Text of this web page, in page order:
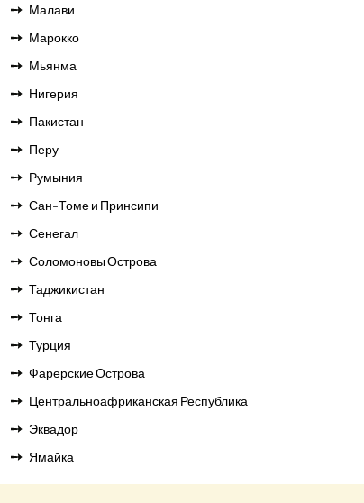
Малави
Марокко
Мьянма
Нигерия
Пакистан
Перу
Румыния
Сан-Томе и Принсипи
Сенегал
Соломоновы Острова
Таджикистан
Тонга
Турция
Фарерские Острова
Центральноафриканская Республика
Эквадор
Ямайка